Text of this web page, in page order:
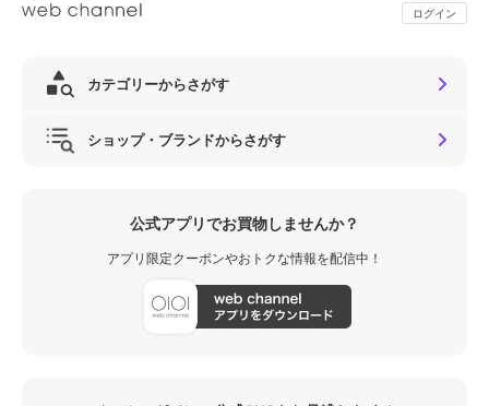
ログイン
カテゴリーからさがす
ショップ・ブランドからさがす
公式アプリでお買物しませんか？
アプリ限定クーポンやおトクな情報を配信中！